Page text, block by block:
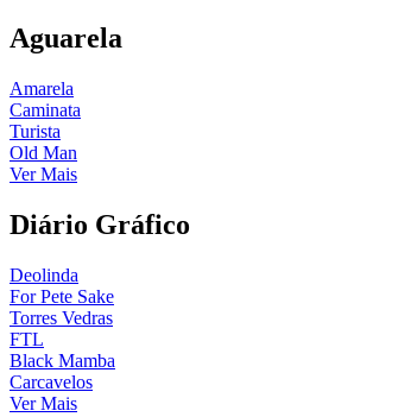
Aguarela
Amarela
Caminata
Turista
Old Man
Ver Mais
Diário Gráfico
Deolinda
For Pete Sake
Torres Vedras
FTL
Black Mamba
Carcavelos
Ver Mais